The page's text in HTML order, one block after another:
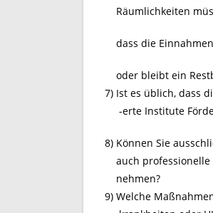
Räumlichkeiten
dass die
oder bleibt ein
7) Ist es üblich, dass
-erte Institute
8) Können Sie
auch professionelle
nehmen?
9) Welche